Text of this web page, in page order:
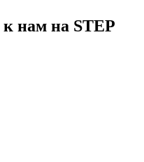
к нам на STEP